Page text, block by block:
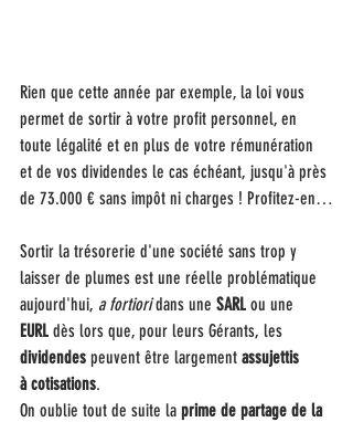
Rien que cette année par exemple, la loi vous
permet de sortir à votre profit personnel, en
toute légalité et en plus de votre rémunération
et de vos dividendes le cas échéant, jusqu'à près
de 73.000 € sans impôt ni charges ! Profitez-en…
Sortir la trésorerie d'une société sans trop y
laisser de plumes est une réelle problématique
aujourd'hui, a fortiori dans une SARL ou une
EURL dès lors que, pour leurs Gérants, les
dividendes peuvent être largement assujettis
à cotisations.
On oublie tout de suite la prime de partage de la